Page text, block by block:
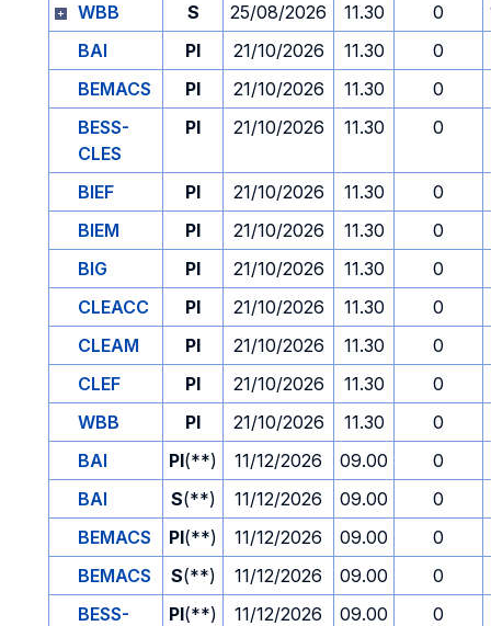
WBB
S 25/08/2026 11.30 0
BAI
PI 21/10/2026 11.30
0
BEMACS
PI 21/10/2026 11.30
0
BESS-
CLES
PI 21/10/2026 11.30 0
BIEF PI 21/10/2026 11.30
0
BIEM
PI 21/10/2026 11.30
0
BIG
PI 21/10/2026 11.30
0
CLEACC
PI 21/10/2026 11.30
0
CLEAM
PI 21/10/2026 11.30
0
CLEF
PI 21/10/2026 11.30
0
WBB
PI 21/10/2026 11.30
0
BAI
PI(**) 11/12/2026 09.00
0
BAI
S(**) 11/12/2026 09.00
0
BEMACS
PI(**) 11/12/2026 09.00
0
BEMACS
S(**) 11/12/2026 09.00
0
BESS-
PI(**) 11/12/2026 09.00 0